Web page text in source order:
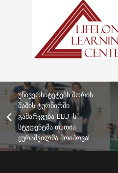
უნივერსიტეტებს შორის
შაშის ტურნირში
გამარჯვება EEU–ს
სტუდენტმა თათია
ყურაშვილმა მოიპოვა!